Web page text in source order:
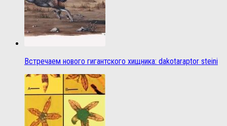
Встречаем нового гигантского хищника: dakotaraptor steini